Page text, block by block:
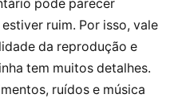
pode parecer
ruim. Por isso, vale
da reprodução e
tem muitos detalhes.
ruídos e música